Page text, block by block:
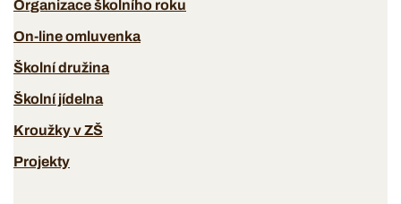
Organizace školního roku
On-line omluvenka
Školní družina
Školní jídelna
Kroužky v ZŠ
Projekty